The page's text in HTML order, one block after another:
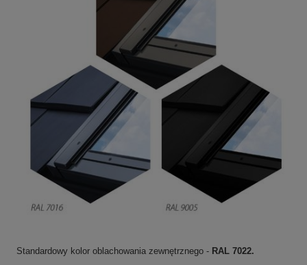
Standardowy kolor oblachowania zewnętrznego - RAL 7022.